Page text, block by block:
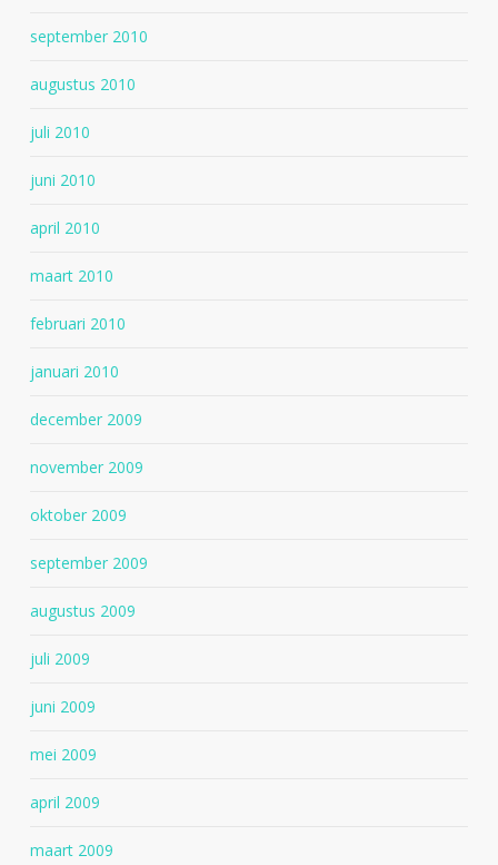
september 2010
augustus 2010
juli 2010
juni 2010
april 2010
maart 2010
februari 2010
januari 2010
december 2009
november 2009
oktober 2009
september 2009
augustus 2009
juli 2009
juni 2009
mei 2009
april 2009
maart 2009